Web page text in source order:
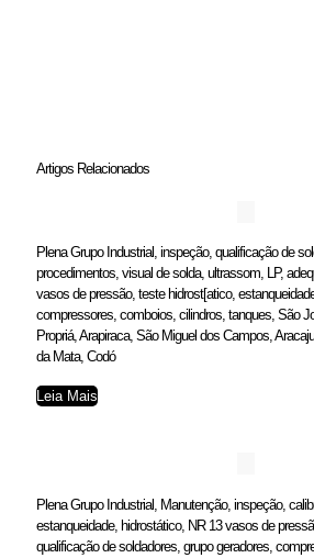
Artigos Relacionados
Plena Grupo Industrial, inspeção, qualificação de
procedimentos, visual de solda, ultrassom, LP,
vasos de pressão, teste hidrost[atico,
compressores, comboios, cilindros, tanques, São
Propriá, Arapiraca, São Miguel dos Campos,
da Mata, Codó
Leia Mais
Plena Grupo Industrial, Manutenção, inspeção,
estanqueidade, hidrostático, NR 13 vasos de
qualificação de soldadores, grupo geradores,